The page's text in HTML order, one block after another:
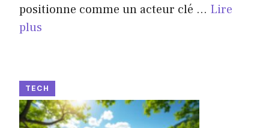
positionne comme un acteur clé ... Lire
plus
TECH